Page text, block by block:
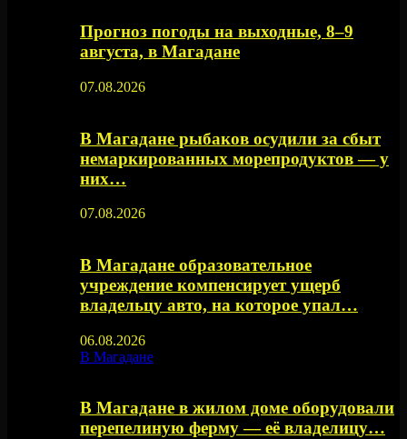
Прогноз погоды на выходные, 8–9
августа, в Магадане
07.08.2026
В Магадане рыбаков осудили за сбыт
немаркированных морепродуктов — у
них…
07.08.2026
В Магадане образовательное
учреждение компенсирует ущерб
владельцу авто, на которое упал…
06.08.2026
В Магадане
В Магадане в жилом доме оборудовали
перепелиную ферму — её владелицу…